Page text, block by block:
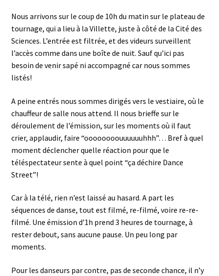
Nous arrivons sur le coup de 10h du matin sur le plateau de
tournage, qui a lieu à la Villette, juste à côté de la Cité des
Sciences. L’entrée est filtrée, et des videurs surveillent
l’accès comme dans une boîte de nuit. Sauf qu’ici pas
besoin de venir sapé ni accompagné car nous sommes
listés!
A peine entrés nous sommes dirigés vers le vestiaire, où le
chauffeur de salle nous attend. Il nous brieffe sur le
déroulement de l’émission, sur les moments où il faut
crier, applaudir, faire “oooooooouuuuuuhhh”… Bref à quel
moment déclencher quelle réaction pour que le
téléspectateur sente à quel point “ça déchire Dance
Street”!
Car à la télé, rien n’est laissé au hasard. A part les
séquences de danse, tout est filmé, re-filmé, voire re-re-
filmé. Une émission d’1h prend 3 heures de tournage, à
rester debout, sans aucune pause. Un peu long par
moments.
Pour les danseurs par contre, pas de seconde chance, il n’y